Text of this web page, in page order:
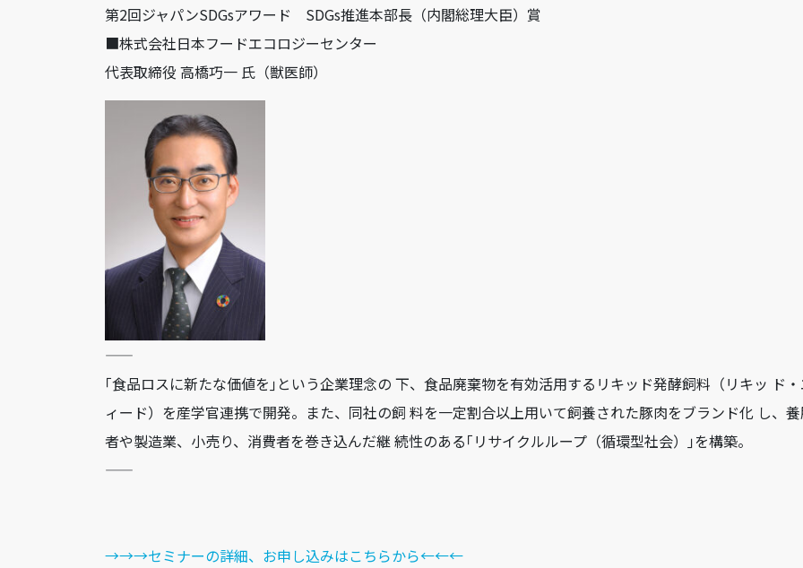
第2回ジャパンSDGsアワード SDGs推進本部長（内閣総理大臣）賞
■株式会社日本フードエコロジーセンター
代表取締役 高橋巧一 氏（獣医師）
——
｢食品ロスに新たな価値を｣という企業理念の 下、食品廃棄物を有効活用するリキッド発酵飼料（リキッ ド
ィード）を産学官連携で開発。また、同社の飼 料を一定割合以上用いて飼養された豚肉をブランド化 し、
者や製造業、小売り、消費者を巻き込んだ継 続性のある｢リサイクルループ（循環型社会）｣を構築。
——
→→→セミナーの詳細、お申し込みはこちらから←←←